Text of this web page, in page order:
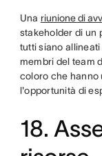
Una riunione di
stakeholder di un
tutti siano
membri del team
coloro che hanno
l'opportunità di
18.